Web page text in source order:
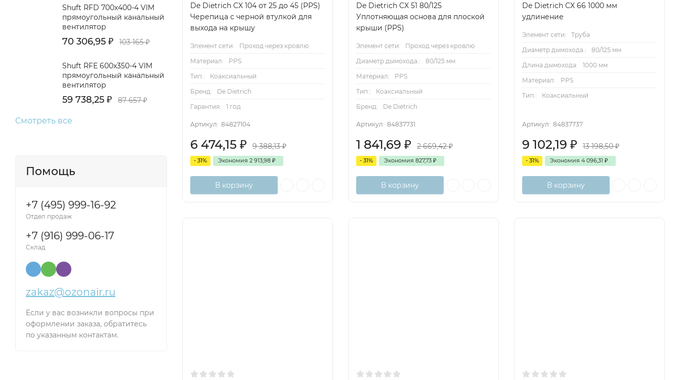
Shuft RFD 700x400-4 VIM
прямоугольный канальный
вентилятор
70 306,95 ₽ 103 165₽
Shuft RFE 600x350-4 VIM
прямоугольный канальный
вентилятор
59 738,25 ₽ 87 657₽
Смотреть все
Помощь
+7 (495) 999-16-92
Отдел продаж
+7 (916) 999-06-17
Склад
zakaz@ozonair.ru
Если у вас возникли вопросы при
оформлении заказа, обратитесь
по указанным контактам.
De Dietrich CX 104 от 25 до 45 (PPS)
Черепица с черной втулкой для
выхода на крышу
Элемент сети:
Проход через кровлю
Материал:
PPS
Тип.:
Коаксиальный
Бренд:
De Dietrich
Гарантия:
1 год
Артикул: 84827104
6 474,15 ₽ 9 388,13₽
- 31% Экономия 2 913,98 ₽
В корзину
De Dietrich CX 51 80/125
Уплотняющая основа для плоской
крыши (PPS)
Элемент сети:
Проход через кровлю
Диаметр дымохода.:
80/125 мм
Материал:
PPS
Тип.:
Коаксиальный
Бренд:
De Dietrich
Артикул: 84837731
1 841,69 ₽ 2 669,42₽
- 31% Экономия 827,73 ₽
В корзину
De Dietrich CX 66 1000 мм
удлинение
Элемент сети:
Труба
Диаметр дымохода.:
80/125 мм
Длина дымохода:
1000 мм
Материал:
PPS
Тип.:
Коаксиальный
Артикул: 84837737
9 102,19 ₽ 13 198,50₽
- 31% Экономия 4 096,31 ₽
В корзину